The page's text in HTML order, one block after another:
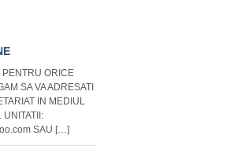
ORICE
SA VA ADRESATI
IN MEDIUL
SAU […]